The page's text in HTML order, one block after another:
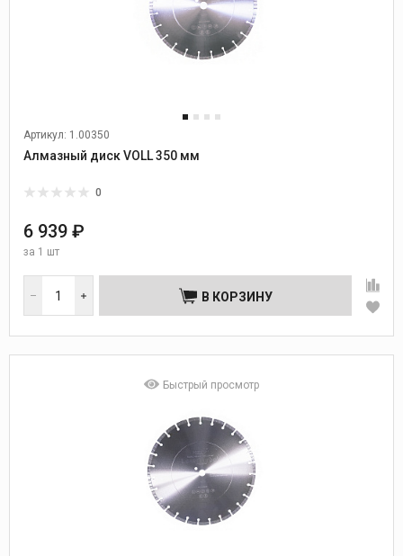
Артикул: 1.00350
Алмазный диск VOLL 350 мм
0
6 939 ₽
за 1 шт
В КОРЗИНУ
Быстрый просмотр